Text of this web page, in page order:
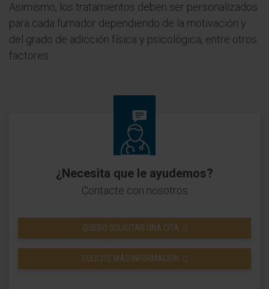
Asimismo, los tratamientos deben ser personalizados
para cada fumador dependiendo de la motivación y
del grado de adicción física y psicológica, entre otros
factores.
¿Necesita que le ayudemos?
Contacte con nosotros
QUIERO SOLICITAR UNA CITA
SOLICITE MÁS INFORMACIÓN